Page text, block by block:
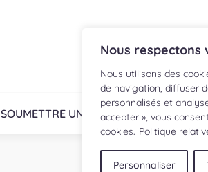
Nous respectons
Nous utilisons des
de navigation, diffuser
personnalisés et
accepter », vous
cookies. Politique
Personnaliser
SOUMETTRE UNE RECETTE